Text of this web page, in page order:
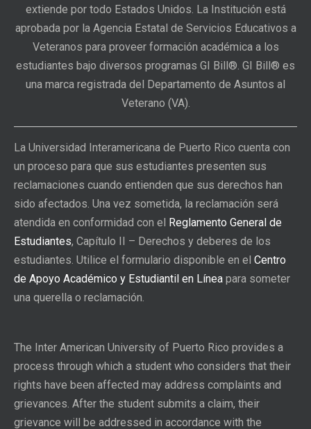
extiende por todo Estados Unidos. La Institución está
aprobada por la Agencia Estatal de Servicios Educativos a
Veteranos para proveer formación académica a los
estudiantes bajo diversos programas GI Bill®. GI Bill® es
una marca registrada del Departamento de Asuntos al
Veterano (VA).
La Universidad Interamericana de Puerto Rico cuenta con
un proceso para que sus estudiantes presenten sus
reclamaciones cuando entienden que sus derechos han
sido afectados. Una vez sometida, la reclamación será
atendida en conformidad con el Reglamento General de
Estudiantes, Capítulo II – Derechos y deberes de los
estudiantes. Utilice el formulario disponible en el Centro
de Apoyo Académico y Estudiantil en Línea para someter
una querella o reclamación.
The Inter American University of Puerto Rico provides a
process through which a student who considers that their
rights have been affected may address complaints and
grievances. After the student submits a claim, their
grievance will be addressed in accordance with the